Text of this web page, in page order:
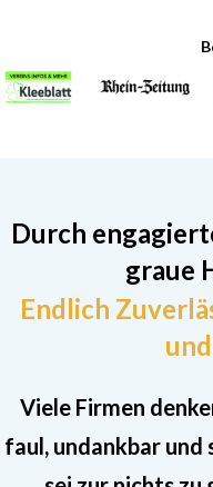
Durch
graue
Endlich
Viele Firmen
faul, undankbar und